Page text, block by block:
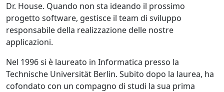
Dr. House. Quando non sta ideando il prossimo
progetto software, gestisce il team di sviluppo
responsabile della realizzazione delle nostre
applicazioni.
Nel 1996 si è laureato in Informatica presso la
Technische Universität Berlin. Subito dopo la laurea, ha
cofondato con un compagno di studi la sua prima